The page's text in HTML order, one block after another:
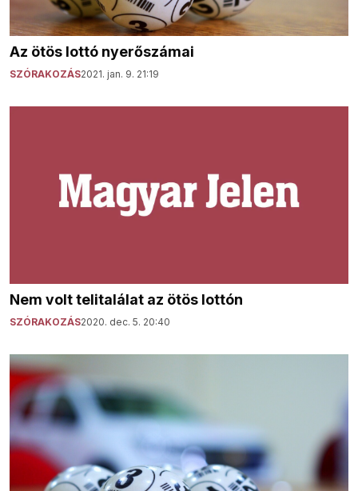
Az ötös lottó nyerőszámai
SZÓRAKOZÁS2021. jan. 9. 21:19
Nem volt telitalálat az ötös lottón
SZÓRAKOZÁS2020. dec. 5. 20:40